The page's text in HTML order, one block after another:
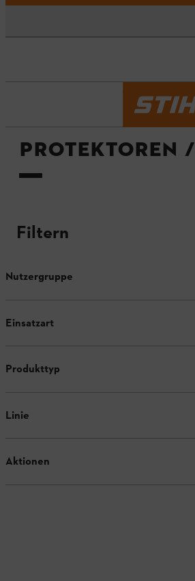
PROTEKTOREN
Filtern
Nutzergruppe
Einsatzart
Produkttyp
Linie
Aktionen